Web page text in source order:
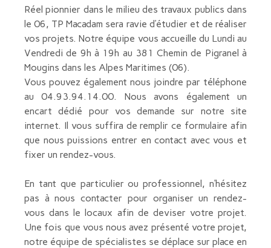
Réel pionnier dans le milieu des travaux publics dans
le 06, TP Macadam sera ravie d’étudier et de réaliser
vos projets. Notre équipe vous accueille du Lundi au
Vendredi de 9h à 19h au 381 Chemin de Pigranel à
Mougins dans les Alpes Maritimes (06).
Vous pouvez également nous joindre par téléphone
au 04.93.94.14.00. Nous avons également un
encart dédié pour vos demande sur notre site
internet. Il vous suffira de remplir ce formulaire afin
que nous puissions entrer en contact avec vous et
fixer un rendez-vous.
En tant que particulier ou professionnel, n’hésitez
pas à nous contacter pour organiser un rendez-
vous dans le locaux afin de deviser votre projet.
Une fois que vous nous avez présenté votre projet,
notre équipe de spécialistes se déplace sur place en